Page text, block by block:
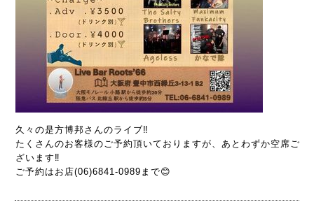
久々の是方博邦さんのライブ‼︎
たくさんのお客様のご予約頂いておりますが、あとわずか空席ご
ざいます‼️
ご予約はお店(06)6841-0989まで😊